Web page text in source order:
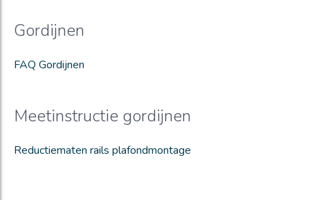
Gordijnen
FAQ Gordijnen
Meetinstructie gordijnen
Reductiematen rails plafondmontage